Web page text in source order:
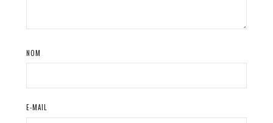
NOM
E-MAIL